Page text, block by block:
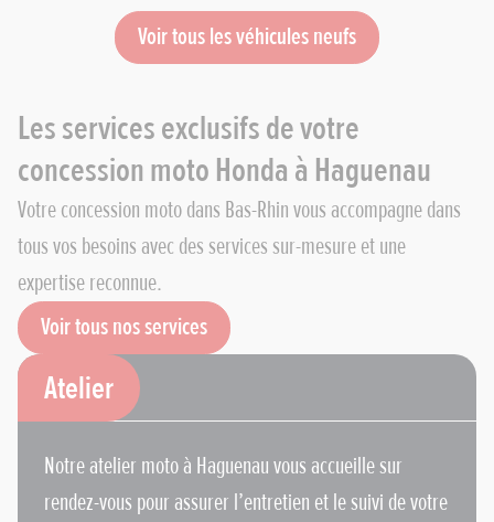
Voir tous les véhicules neufs
Les services exclusifs de votre
concession moto Honda à Haguenau
Votre concession moto dans Bas-Rhin vous accompagne dans
tous vos besoins avec des services sur-mesure et une
expertise reconnue.
Voir tous nos services
Atelier
Notre atelier moto à Haguenau vous accueille sur
rendez-vous pour assurer l’entretien et le suivi de votre